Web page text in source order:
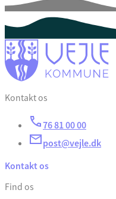
Kontakt os
76 81 00 00
post@vejle.dk
Kontakt os
Find os